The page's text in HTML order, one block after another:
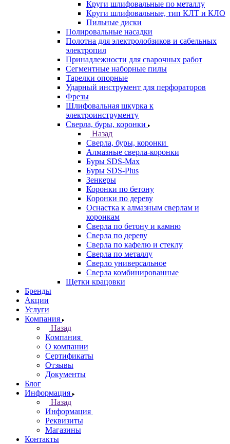
Круги шлифовальные по металлу
Круги шлифовальные, тип КЛТ и КЛО
Пильные диски
Полировальные насадки
Полотна для электролобзиков и сабельных
электропил
Принадлежности для сварочных работ
Сегментные наборные пилы
Тарелки опорные
Ударный инструмент для перфораторов
Фрезы
Шлифовальная шкурка к
электроинструменту
Сверла, буры, коронки
Назад
Сверла, буры, коронки
Алмазные сверла-коронки
Буры SDS-Max
Буры SDS-Plus
Зенкеры
Коронки по бетону
Коронки по дереву
Оснастка к алмазным сверлам и
коронкам
Сверла по бетону и камню
Сверла по дереву
Сверла по кафелю и стеклу
Сверла по металлу
Сверло универсальное
Сверла комбинированные
Щетки крацовки
Бренды
Акции
Услуги
Компания
Назад
Компания
О компании
Сертификаты
Отзывы
Документы
Блог
Информация
Назад
Информация
Реквизиты
Магазины
Контакты